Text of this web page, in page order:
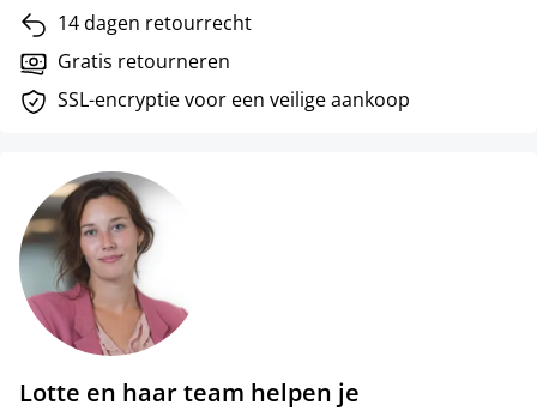
14 dagen retourrecht
Gratis retourneren
SSL-encryptie voor een veilige aankoop
Lotte en haar team helpen je